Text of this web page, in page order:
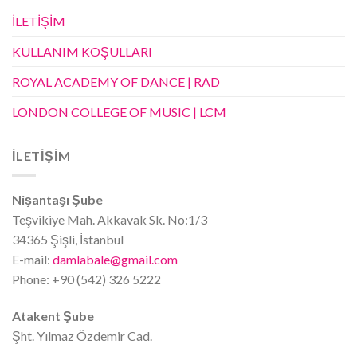
İLETİŞİM
KULLANIM KOŞULLARI
ROYAL ACADEMY OF DANCE | RAD
LONDON COLLEGE OF MUSIC | LCM
İLETİŞİM
Nişantaşı Şube
Teşvikiye Mah. Akkavak Sk. No:1/3
34365 Şişli, İstanbul
E-mail: damlabale@gmail.com
Phone: +90 (542) 326 5222
Atakent Şube
Şht. Yılmaz Özdemir Cad.